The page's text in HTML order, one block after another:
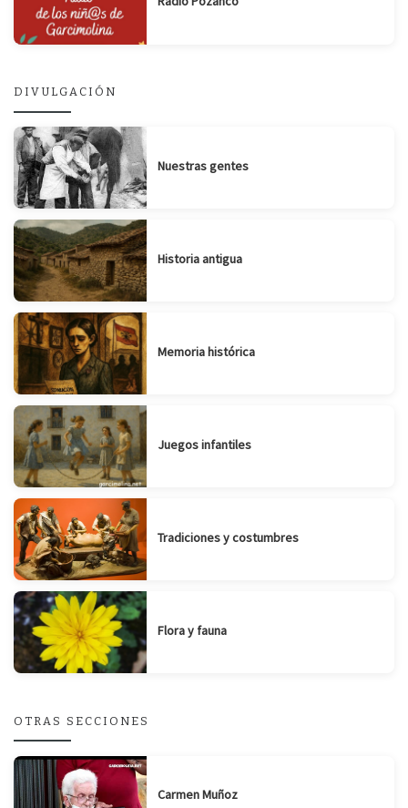
DIVULGACIÓN
Nuestras gentes
Historia antigua
Memoria histórica
Juegos infantiles
Tradiciones y costumbres
Flora y fauna
OTRAS SECCIONES
Carmen Muñoz